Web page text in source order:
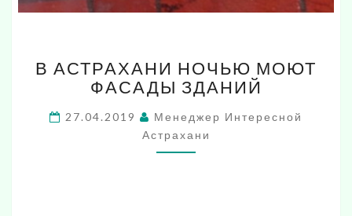
АСТРАХАНИ
НОЧЬЮ
ФАСАДЫ
ЗДАНИЙ
В АСТРАХАНИ НОЧЬЮ МОЮТ
ФАСАДЫ ЗДАНИЙ
27.04.2019
Менеджер Интересной
Астрахани